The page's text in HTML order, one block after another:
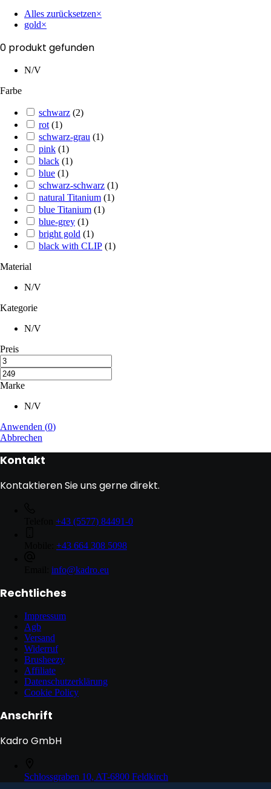
Alles zurücksetzen×
gold×
0 produkt gefunden
N/V
Farbe
schwarz (2)
rot (1)
schwarz-grau (1)
pink (1)
black (1)
blue (1)
schwarz-schwarz (1)
natural Titanium (1)
blue Titanium (1)
blue-grey (1)
bright gold (1)
black with CLIP (1)
Material
N/V
Kategorie
N/V
Preis
Marke
N/V
Anwenden (0)
Abbrechen
Kontakt
Kontaktieren Sie uns gerne direkt.
+43 (5577) 84491-0
+43 664 308 5098
info@kadro.eu
Rechtliches
Impressum
Agb
Versand
Widerruf
Brusheezy
Affiliate
Datenschutzerklärung
Cookie Policy
Anschrift
Kadro GmbH
Schlossgraben 10, AT-6800 Feldkirch